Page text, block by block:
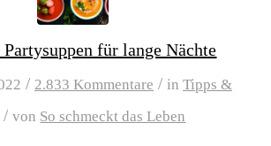
für lange Nächte
/ 2.833 Kommentare / in Tipps &
/ von So schmeckt das Leben